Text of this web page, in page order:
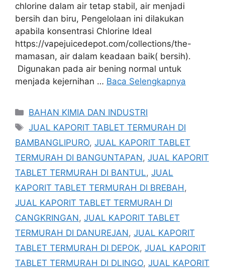
chlorine dalam air tetap stabil, air menjadi
bersih dan biru, Pengelolaan ini dilakukan
apabila konsentrasi Chlorine Ideal
https://vapejuicedepot.com/collections/the-
mamasan, air dalam keadaan baik( bersih).
Digunakan pada air bening normal untuk
menjada kejernihan … Baca Selengkapnya
Kategori
BAHAN KIMIA DAN INDUSTRI
Tag
JUAL KAPORIT TABLET TERMURAH DI
BAMBANGLIPURO, JUAL KAPORIT TABLET
TERMURAH DI BANGUNTAPAN, JUAL KAPORIT
TABLET TERMURAH DI BANTUL, JUAL
KAPORIT TABLET TERMURAH DI BREBAH ,
JUAL KAPORIT TABLET TERMURAH DI
CANGKRINGAN, JUAL KAPORIT TABLET
TERMURAH DI DANUREJAN, JUAL KAPORIT
TABLET TERMURAH DI DEPOK, JUAL KAPORIT
TABLET TERMURAH DI DLINGO, JUAL KAPORIT